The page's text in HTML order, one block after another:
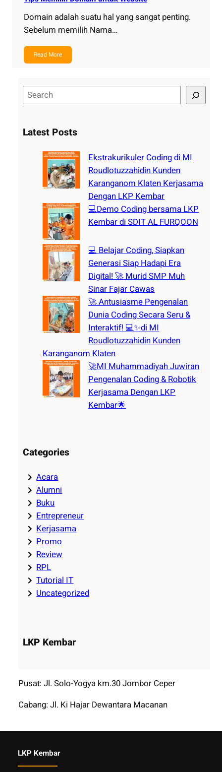
Domain adalah suatu hal yang sangat penting.
Sebelum memilih Nama…
Read More
e
rLatest Posts
Ekstrakurikuler Coding di MI
Roudlotuzzahidin Kunden
Karanganom Klaten Kerjasama
Dengan LKP Kembar
💻Demo Coding bersama LKP
Kembar di SDIT AL FURQOON
💻 Belajar Coding, Siapkan
Generasi Siap Hadapi Era
Digital! 🚀 Murid SMP Muh
Sinar Fajar Cawas
🚀 Antusiasme Pengenalan
Dunia Coding Secara Seru &
Interaktif! 💻✨di MI
Roudlotuzzahidin Kunden
Karanganom Klaten
🚀MI Muhammadiyah Juwiran
Pengenalan Coding & Robotik
Kerjasama Dengan LKP
Kembar🌟
Categories
Acara
Alumni
Buku
Entrepreneur
Kerjasama
Promo
Review
RPL
Tutorial IT
Uncategorized
LKP Kembar
Pusat: Jl. Solo-Yogya km.30 Jombor Ceper
Cabang: Jl. Ki Hajar Dewantara Macanan
LKP Kembar